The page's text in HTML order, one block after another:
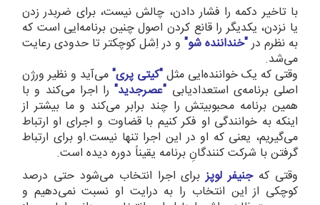
با تاخیر دکمه را فشار دادن، چالش نیست، برای ضربدر زدن
یا نزدن، یکدیگر را قانع کردن اصول چنین برنامه‌ایی است که
به نظرم در"خنداننده شو" و در اِشل کوچکتر تا حدودی رعایت
می‌شد.
وقتی که یک خواننده‌ایی مثل"کیتی پری"می‌آید و نظیر ورژن
اصلی برنامه‌ی استعدادیابی "عصرجدید"را اجرا می‌کند و با
همین برنامه محبوبیتش را چند برابر می‌کند و ما بیشتر از
اینکه به خوانندگی او فکر کنیم با قضاوت و اجرای او ارتباط
می‌گیریم، یعنی که او در این اجرا تنها نیست.او برای ارتباط
گرفتن با شرکت کنندگانِ برنامه یقیناً دوره دیده است.
وقتی کهجنیفر لوپزبرای اجرا انتخاب می‌شود حتی درصد
کوچکی از این انتخاب را به درایت او نسبت نمی‌دهیم و